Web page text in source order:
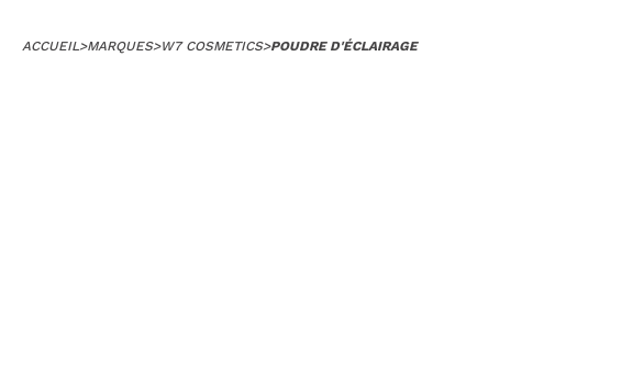
ACCUEIL>MARQUES>W7 COSMETICS>POUDRE D'ÉCLAIRAGE